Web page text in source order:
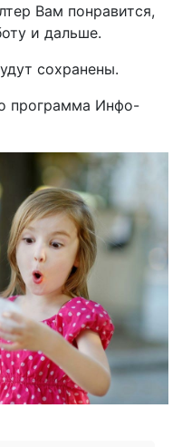
Вам понравится,
и дальше.
сохранены.
программа Инфо-